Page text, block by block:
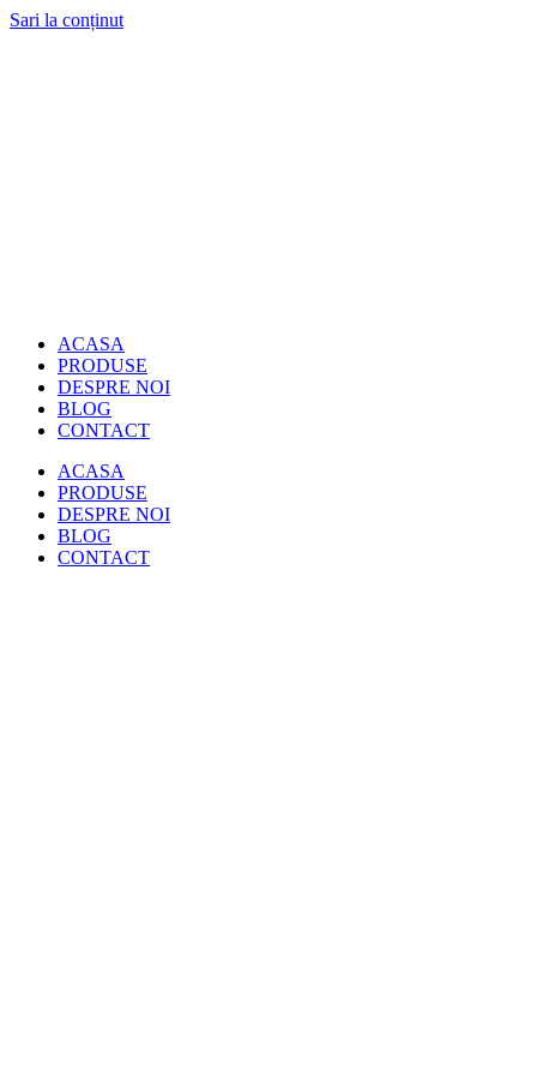
Sari la conținut
ACASA
PRODUSE
DESPRE NOI
BLOG
CONTACT
ACASA
PRODUSE
DESPRE NOI
BLOG
CONTACT